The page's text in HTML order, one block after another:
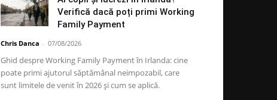
Verifică dacă poți primi Working
Family Payment
Chris Danca - 07/08/2026
Ghid despre Working Family Payment în Irlanda: cine
poate primi ajutorul săptămânal neimpozabil, care
sunt limitele de venit în 2026 și cum se aplică.